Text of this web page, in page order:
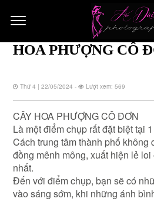
HOA PHƯỢNG CÔ
Thứ 4 | 22/05/2024 - Lượt xem: 569
CÂY HOA PHƯỢNG CÔ ĐƠN
Là một điểm chụp rất đặt biệt tại
Cách trung tâm thành phố không
đồng mênh mông, xuất hiện lẻ
nhất.
Đến với điểm chụp, bạn sẽ có
vào sáng sớm, khi những ánh